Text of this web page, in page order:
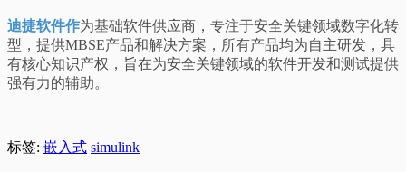
迪捷软件作为基础软件供应商，专注于安全关键领域数字化转
型，提供MBSE产品和解决方案，所有产品均为自主研发，具
有核心知识产权，旨在为安全关键领域的软件开发和测试提供
强有力的辅助。
标签: 嵌入式 simulink